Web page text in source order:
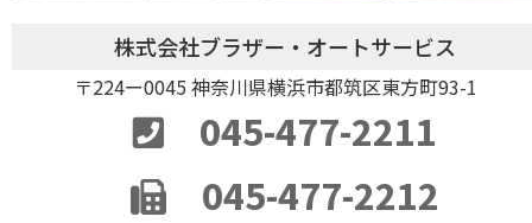
株式会社ブラザー・オートサービス
〒224ー0045 神奈川県横浜市都筑区東方町93-1
045-477-2211
045-477-2212